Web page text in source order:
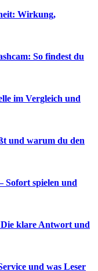
Wirkung,
So findest du
im Vergleich und
und warum du den
Sofort spielen und
klare Antwort und
und was Leser